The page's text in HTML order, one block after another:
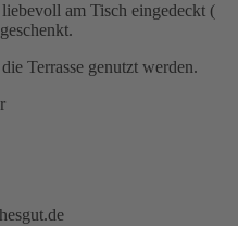
am Tisch eingedeckt (
Terrasse genutzt werden.